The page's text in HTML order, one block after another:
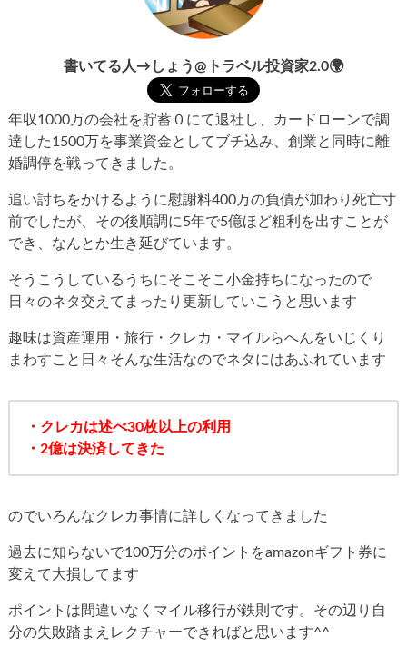
書いてる人→しょう@トラベル投資家2.0🌍
年収1000万の会社を貯蓄０にて退社し、カードローンで調
達した1500万を事業資金としてブチ込み、創業と同時に離
婚調停を戦ってきました。
追い討ちをかけるように慰謝料400万の負債が加わり死亡寸
前でしたが、その後順調に5年で5億ほど粗利を出すことが
でき、なんとか生き延びています。
そうこうしているうちにそこそこ小金持ちになったので
日々のネタ交えてまったり更新していこうと思います
趣味は資産運用・旅行・クレカ・マイルらへんをいじくり
まわすこと日々そんな生活なのでネタにはあふれています
・クレカは述べ30枚以上の利用
・2億は決済してきた
のでいろんなクレカ事情に詳しくなってきました
過去に知らないで100万分のポイントをamazonギフト券に
変えて大損してます
ポイントは間違いなくマイル移行が鉄則です。その辺り自
分の失敗踏まえレクチャーできればと思います^^